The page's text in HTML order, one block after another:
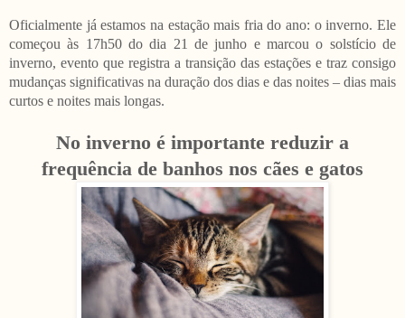
Oficialmente já estamos na estação mais fria do ano: o inverno. Ele
começou às 17h50 do dia 21 de junho e marcou o solstício de
inverno, evento que registra a transição das estações e traz consigo
mudanças significativas na duração dos dias e das noites – dias mais
curtos e noites mais longas.
No inverno é importante reduzir a
frequência de banhos nos cães e gatos